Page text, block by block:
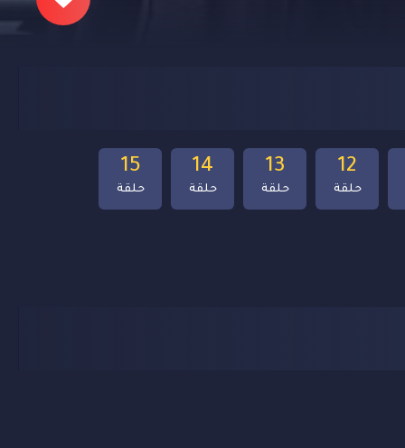
15
حلقة
14
حلقة
13
حلقة
12
حلقة